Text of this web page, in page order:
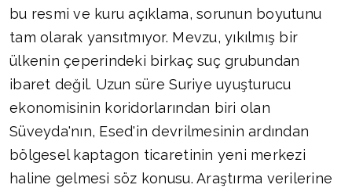
bu resmi ve kuru açıklama, sorunun boyutunu
tam olarak yansıtmıyor. Mevzu, yıkılmış bir
ülkenin çeperindeki birkaç suç grubundan
ibaret değil. Uzun süre Suriye uyuşturucu
ekonomisinin koridorlarından biri olan
Süveyda'nın, Esed'in devrilmesinin ardından
bölgesel kaptagon ticaretinin yeni merkezi
haline gelmesi söz konusu. Araştırma verilerine